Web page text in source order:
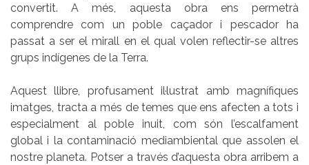
convertit. A més, aquesta obra ens permetrà
comprendre com un poble caçador i pescador ha
passat a ser el mirall en el qual volen reflectir-se altres
grups indígenes de la Terra.
Aquest llibre, profusament il·lustrat amb magnífiques
imatges, tracta a més de temes que ens afecten a tots i
especialment al poble inuit, com són l’escalfament
global i la contaminació mediambiental que assolen el
nostre planeta. Potser a través d’aquesta obra arribem a